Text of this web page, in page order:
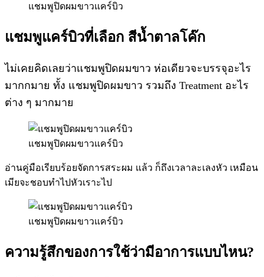
แชมพูปิดผมขาวแคร์บิว
แชมพูแคร์บิวที่เลือก สีน้ำตาลโค๊ก
ไม่เคยคิดเลยว่าแชมพูปิดผมขาว ห่อเดียวจะบรรจุอะไร
มากกมาย ทั้ง แชมพูปิดผมขาว รวมถึง Treatment อะไร
ต่าง ๆ มากมาย
แชมพูปิดผมขาวแคร์บิว
อ่านคู่มือเรียบร้อยจัดการสระผม แล้ว ก็ถึงเวลาละเลงหัว เหมือน
เมียจะชอบทำไปหัวเราะไป
แชมพูปิดผมขาวแคร์บิว
ความรู้สึกของการใช้ว่ามีอาการแบบไหน?